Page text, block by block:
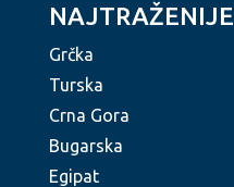
NAJTRAŽENIJE
Grčka
Turska
Crna Gora
Bugarska
Egipat